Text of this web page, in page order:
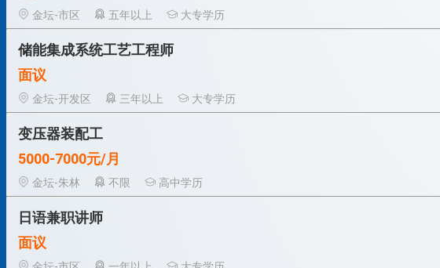
金坛-市区
五年以上 大专学历
储能集成系统工艺工程师
面议
金坛-开发区
三年以上 大专学历
变压器装配工
5000-7000元/月
金坛-朱林
不限 高中学历
日语兼职讲师
面议